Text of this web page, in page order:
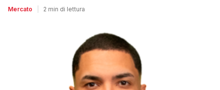
Mercato 2 min di lettura